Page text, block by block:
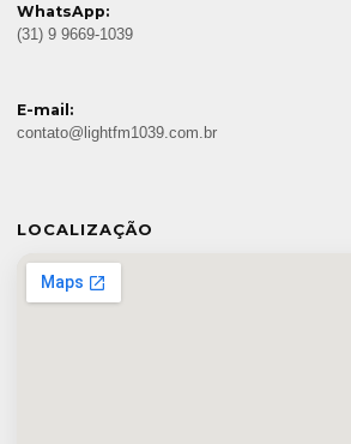
WhatsApp:
(31) 9 9669-1039
E-mail:
contato@lightfm1039.com.br
LOCALIZAÇÃO